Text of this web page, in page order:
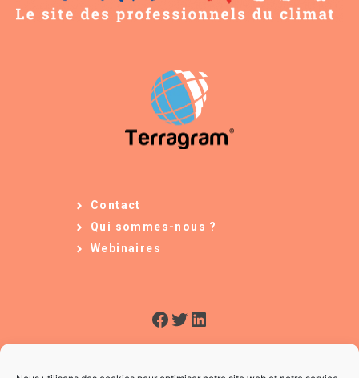
Contact
Qui sommes-nous ?
Webinaires
Facebook
Twitter
LinkedIn